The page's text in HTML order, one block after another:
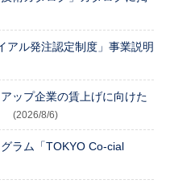
アル発注認定制度」事業説明
ップ企業の賃上げに向けた
(2026/8/6)
ラム「TOKYO Co-cial